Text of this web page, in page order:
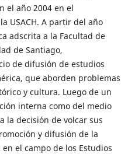
el año 2004 en el
USACH. A partir del año
adscrita a la Facultad de
de Santiago,
de difusión de estudios
que aborden problemas
y cultura. Luego de un
interna como del medio
la decisión de volcar sus
y difusión de la
el campo de los Estudios